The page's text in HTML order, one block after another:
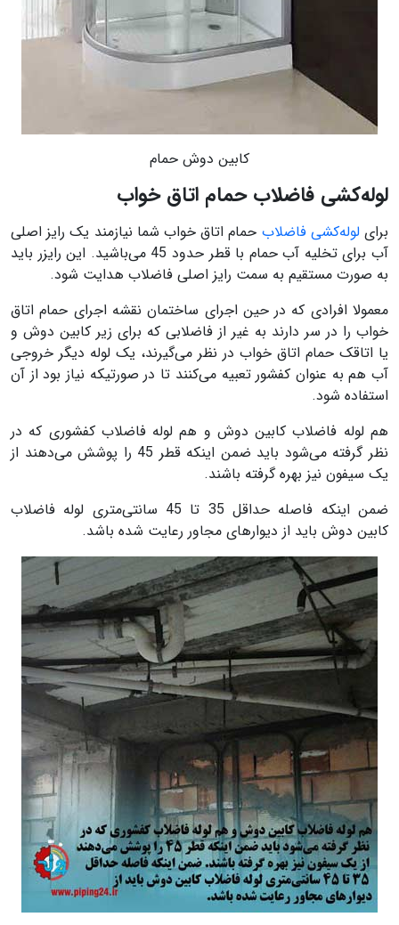
کابین دوش حمام
لوله‌کشی فاضلاب حمام اتاق خواب
برای لوله‌کشی فاضلاب حمام اتاق خواب شما نیازمند یک رایز اصلی
آب برای تخلیه آب حمام با قطر حدود 45 می‌باشید. این رایزر باید
به صورت مستقیم به سمت رایز اصلی فاضلاب هدایت شود.
معمولا افرادی که در حین اجرای ساختمان نقشه اجرای حمام اتاق
خواب را در سر دارند به غیر از فاضلابی که برای زیر کابین دوش و
یا اتاقک حمام اتاق خواب در نظر می‌گیرند، یک لوله دیگر خروجی
آب هم به عنوان کفشور تعبیه می‌کنند تا در صورتیکه نیاز بود از آن
استفاده شود.
هم لوله فاضلاب کابین دوش و هم لوله فاضلاب کفشوری که در
نظر گرفته می‌شود باید ضمن اینکه قطر 45 را پوشش می‌دهند از
یک سیفون نیز بهره گرفته باشند.
ضمن اینکه فاصله حداقل 35 تا 45 سانتی‌متری لوله فاضلاب
کابین دوش باید از دیوارهای مجاور رعایت شده باشد.